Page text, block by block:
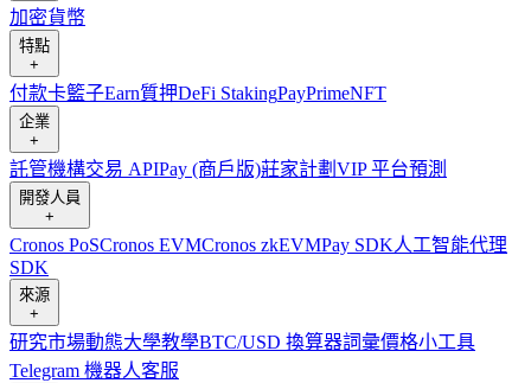
加密貨幣
特點
+
付款卡籃子Earn質押DeFi StakingPayPrimeNFT
企業
+
託管機構交易 APIPay (商戶版)莊家計劃 VIP 平台預測
開發人員
+
Cronos PoSCronos EVMCronos zkEVMPay SDK人工智能代理
SDK
來源
+
研究市場動態大學教學BTC/USD 換算器詞彙價格小工具
Telegram 機器人客服